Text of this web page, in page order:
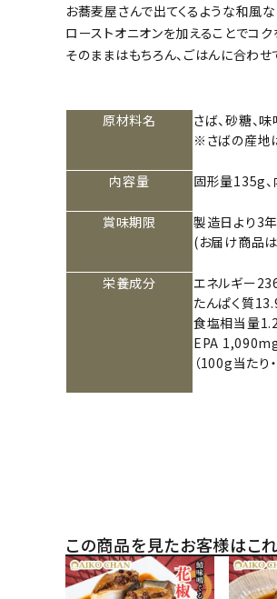
お蕎麦屋さんで出てくるような和風な
ローストオニオンを加えることでコク
そのままはもちろん、ごはんに合わ
原材料名
さば、砂糖、
※さばの産地
内容量 固形量135g
賞味期限
製造日より3年
(お届け商品
栄養成分
エネルギー
たんぱく質
食塩相当量
EPA
（100g当たり
この商品を見たお客様はこ